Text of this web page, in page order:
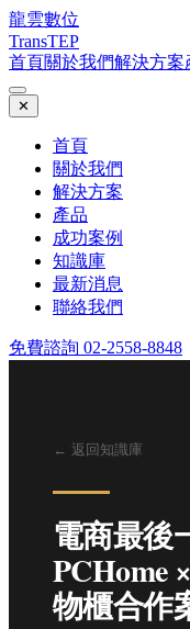
龍雲數位
TransTEP
首頁關於我們解決方案
✕
首頁
關於我們
解決方案
產品
成功案例
知識庫
最新消息
聯絡我們
免費諮詢 02-2558-8848
← 返回知識庫
電商最後
PCHome
物櫃合作